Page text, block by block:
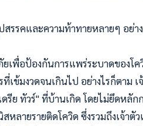
สรรคและความท้าทายหลายๆ อย่
เพื่อป้องกันการแพร่ระบาดของโ
เข้มงวดจนเกินไป อย่างไรก็ตาม
ย ทัวร์" ที่บ้านเกิด โดยไม่ยึดหลัก
ลายรายติดโควิด ซึ่งรวมถึงเจ้าตัว